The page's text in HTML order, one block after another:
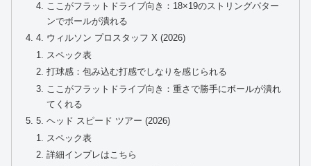
ここがフラットドライブ向き：18×19のストリングパター
ンでボールが潰れる
4. ウィルソン プロスタッフ X (2026)
スペック表
打球感：包み込む打感でしなりを感じられる
ここがフラットドライブ向き：重さで勝手にボールが潰れ
てくれる
5. ヘッド スピード ツアー (2026)
スペック表
詳細インプレはこちら